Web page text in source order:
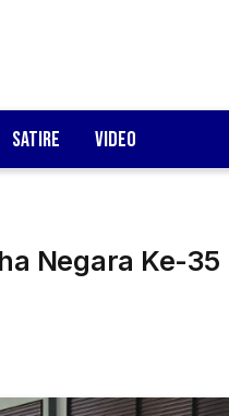
Satire Video
Negara Ke-35